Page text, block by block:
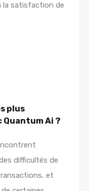
la satisfaction de
plus
Ai ?
difficultés de
et